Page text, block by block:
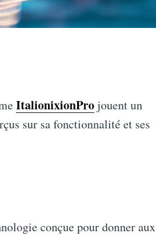
ItalionixionProjouent un
sur sa fonctionnalité et ses
conçue pour donner aux